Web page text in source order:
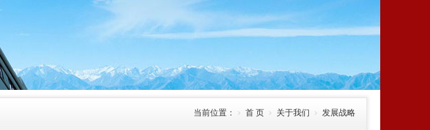
当前位置： 首 页 关于我们 发展战略